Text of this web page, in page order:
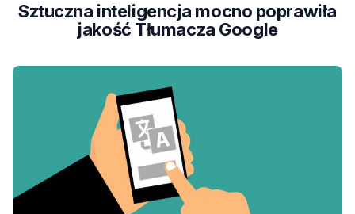
Sztuczna inteligencja mocno poprawiła
jakość Tłumacza Google